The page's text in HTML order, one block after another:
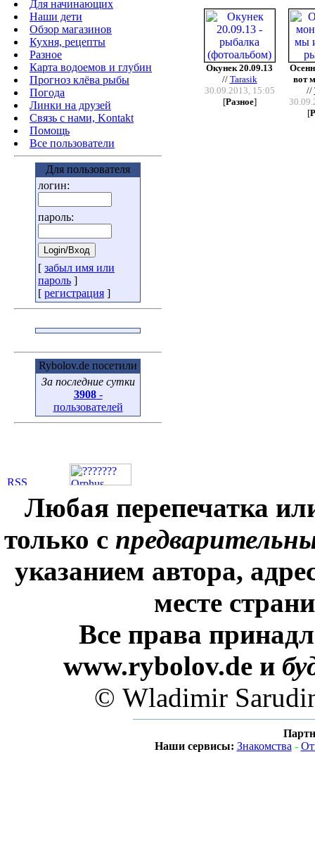
Для начинающих
Наши дети
Обзор магазинов
Кухня, рецепты
Разное
Карта водоемов и глубин
Прогноз клёва рыбы
Погода
Линки на друзей
Связь с нами, Kontakt
Помощь
Все пользователи
Для пользователя
логин:
пароль:
[ забыл имя или
пароль ]
[ регистрация ]
Rybolov.de посетили
За последние сутки
3908-
пользователей
Окунек 20.09.13
// Tarasik
30.09.2013, 15:05
[Разное]
вот
//
[
Любая перепечатка
только с
указанием автора,
месте
Все права
www.rybolov.de и
© Wladimir
Наши сервисы: Знакомства -